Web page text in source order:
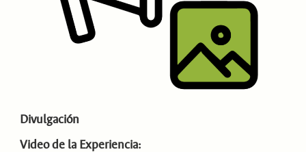
Divulgación
Video de la Experiencia: